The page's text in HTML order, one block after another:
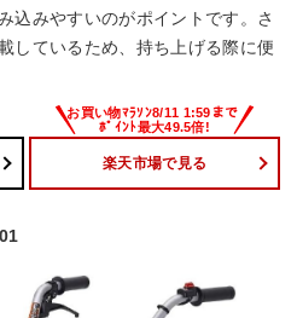
込みやすいのがポイントです。さ
しているため、持ち上げる際に便
楽天市場で見る